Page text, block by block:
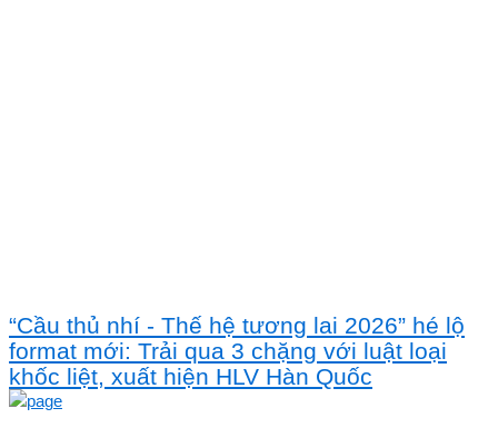
“Cầu thủ nhí - Thế hệ tương lai 2026” hé lộ
format mới: Trải qua 3 chặng với luật loại
khốc liệt, xuất hiện HLV Hàn Quốc